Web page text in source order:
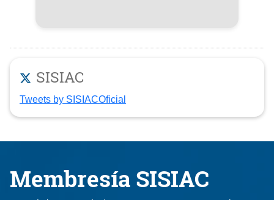
SISIAC
Tweets by SISIACOficial
Membresía SISIAC